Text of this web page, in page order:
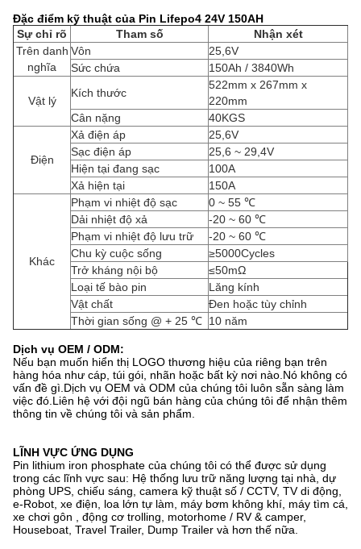
Đặc điểm kỹ thuật của Pin Lifepo4 24V 150AH
Sự chỉ rõ
Tham số
Nhận xét
Trên danh
nghĩa
Vôn
25,6V
Sức chứa
150Ah / 3840Wh
Vật lý
Kích thước
522mm x 267mm x
220mm
Cân nặng
40KGS
Điện
Xả điện áp
25,6V
Sạc điện áp
25,6 ~ 29,4V
Hiện tại đang sạc
100A
Xả hiện tại
150A
Khác
Phạm vi nhiệt độ sạc
0 ~ 55 ℃
Dải nhiệt độ xả
-20 ~ 60 ℃
Phạm vi nhiệt độ lưu trữ
-20 ~ 60 ℃
Chu kỳ cuộc sống
≥5000Cycles
Trở kháng nội bộ
≤50mΩ
Loại tế bào pin
Lăng kính
Vật chất
Đen hoặc tùy chỉnh
Thời gian sống @ + 25 ℃ 10 năm
Dịch vụ OEM / ODM:
Nếu bạn muốn hiển thị LOGO thương hiệu của riêng bạn trên
hàng hóa như cáp, túi gói, nhãn hoặc bất kỳ nơi nào.Nó không có
vấn đề gì.Dịch vụ OEM và ODM của chúng tôi luôn sẵn sàng làm
việc đó.Liên hệ với đội ngũ bán hàng của chúng tôi để nhận thêm
thông tin về chúng tôi và sản phẩm.
LĨNH VỰC ỨNG DỤNG
Pin lithium iron phosphate của chúng tôi có thể được sử dụng
trong các lĩnh vực sau: Hệ thống lưu trữ năng lượng tại nhà, dự
phòng UPS, chiếu sáng, camera kỹ thuật số / CCTV, TV di động,
e-Robot, xe điện, loa lớn tự làm, máy bơm không khí, máy tìm cá,
xe chơi gôn , động cơ trolling, motorhome / RV & camper,
Houseboat, Travel Trailer, Dump Trailer và hơn thế nữa.